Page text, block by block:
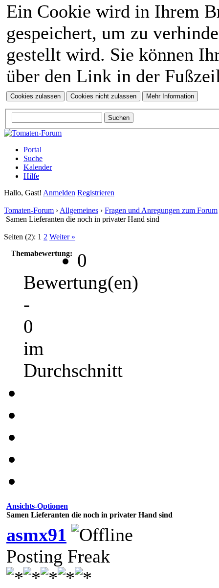
Ein Cookie wird in Ihrem
gespeichert, um zu
gestellt wird. Sie können
über den Link in der
Portal
Suche
Kalender
Hilfe
Hallo, Gast! Anmelden Registrieren
Tomaten-Forum › Allgemeines › Fragen und Anregungen zum Forum
Samen Lieferanten die noch in privater Hand sind
Seiten (2): 1 2 Weiter »
Themabewertung:
0
Bewertung(en)
-
0
im
Durchschnitt
Ansichts-Optionen
Samen Lieferanten die noch in privater Hand sind
asmx91
Posting Freak